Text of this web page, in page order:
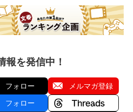
報を発信中！
フォロー メルマガ登録
フォロー